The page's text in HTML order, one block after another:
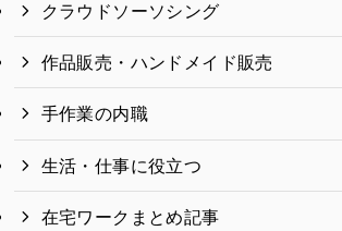
クラウドソーソシング
作品販売・ハンドメイド販売
手作業の内職
生活・仕事に役立つ
在宅ワークまとめ記事